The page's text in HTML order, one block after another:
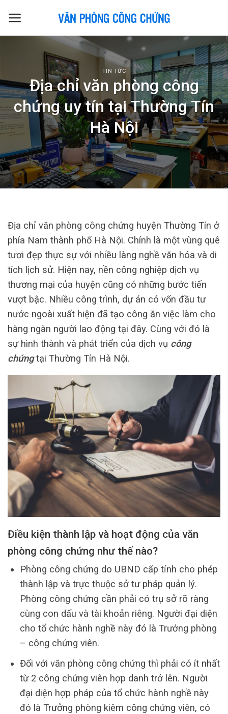
TIN TỨC
Địa chỉ văn phòng công
chứng uy tín tại Thường Tín
Hà Nội
Địa chỉ văn phòng công chứng huyện Thường Tín ở
phía Nam thành phố Hà Nội. Chính là một vùng quê
tươi đẹp thực sự với nhiều làng nghề văn hóa và di
tích lịch sử. Hiện nay, nền công nghiệp dịch vụ
thương mại của huyện cũng có những bước tiến
vượt bậc. Nhiều công trình, dự án có vốn đầu tư
nước ngoài xuất hiện đã tạo công ăn việc làm cho
hàng ngàn người lao động tại đây. Cùng với đó là
sự hình thành và phát triển của dịch vụ công
chứngtại Thường Tín Hà Nội.
Điều kiện thành lập và hoạt động của văn
phòng công chứng như thế nào?
Phòng công chứng do UBND cấp tỉnh cho phép
thành lập và trực thuộc sở tư pháp quản lý.
Phòng công chứng cần phải có trụ sở rõ ràng
cùng con dấu và tài khoản riêng. Người đại diện
cho tổ chức hành nghề này đó là Trưởng phòng
– công chứng viên.
Đối với văn phòng công chứng thì phải có ít nhất
từ 2 công chứng viên hợp danh trở lên. Người
đại diện hợp pháp của tổ chức hành nghề này
đó là Trưởng phòng kiêm công chứng viên, có